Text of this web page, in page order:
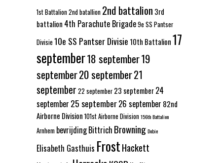
1st Battalion2nd batallion 2nd battalion 3rd
battalion 4th Parachute Brigade9e SS Pantser
Divisie 10e SS Pantser Divisie 10th Battalion17
september18 september19
september20 september21
september 22 september 23 september24
september 25 september26 september 82nd
Airborne Division 101st Airborne Division156th Battalion
Arnhem bevrijdingBittrich BrowningDobie
Elisabeth Gasthuis FrostHackett